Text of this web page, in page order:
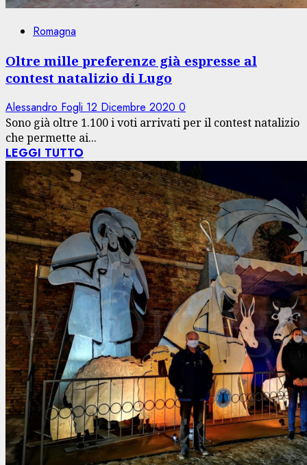
Romagna
Oltre mille preferenze già espresse al
contest natalizio di Lugo
Alessandro Fogli 12 Dicembre 2020 0
Sono già oltre 1.100 i voti arrivati per il contest natalizio
che permette ai...
LEGGI TUTTO